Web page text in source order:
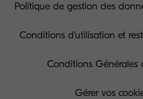
Politique de gestion des
Conditions d'utilisation et
Conditions Générales
Gérer vos